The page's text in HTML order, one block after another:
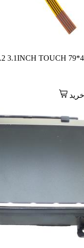
3.1INCH TOUCH